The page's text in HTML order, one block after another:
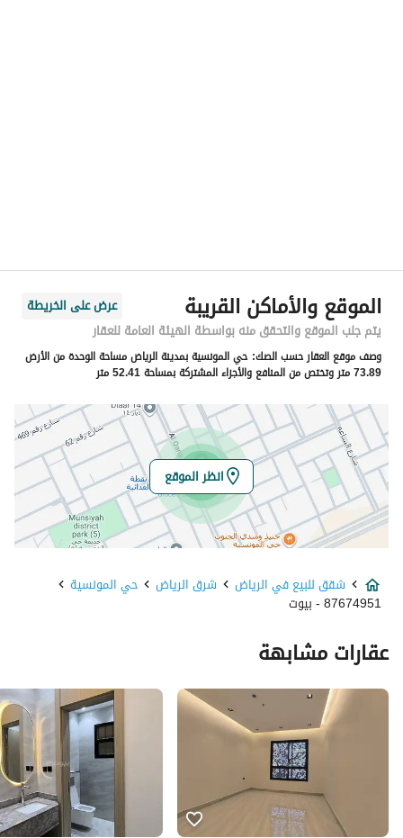
رقم المبنى
6749
الرقم الاضافي
3376
خط العرض
24.83092452139708
خط الطول
46.756247811888485
تفاصيل العقار
نوع الإعلان
للبيع
استخدام العقار
-
السعر
المساحة
143.42
خدمات العقار
الموقع والأماكن القريبة
عرض على الخريطة
يتم جلب الموقع والتحقق منه بواسطة الهيئة العامة للعقار
وصف موقع العقار حسب الصك: حي المونسية بمدينة الرياض مساحة الوحدة من الأرض
73.89 متر وتختص من المنافع والأجزاء المشتركة بمساحة 52.41 متر
انظر الموقع
شقق للبيع في الرياض شرق الرياض حي المونسية
87674951 - بيوت
عقارات مشابهة